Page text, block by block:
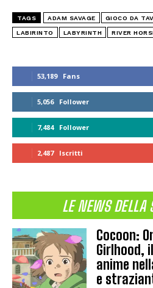
53,189 Fans
5,056 Follower
7,484 Follower
2,487 Iscritti
LE NEWS DELLA
Cocoon:
Girlhood,
anime
e
TAGS ADAM SAVAGE GIOCO DA
LABIRINTO LABYRINTH RIVER